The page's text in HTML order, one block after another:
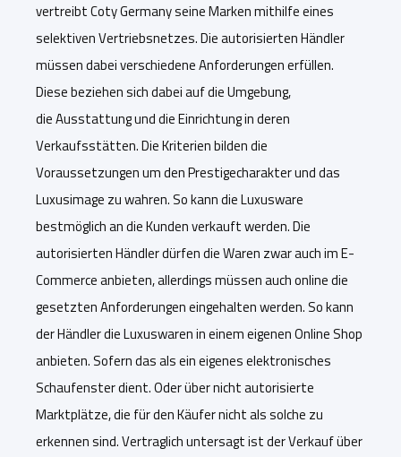
vertreibtCotyGermanyseine Marken mithilfe eines
selektiven Vertriebsnetzes. Die autorisierten Händler
müssen dabei verschiedene Anforderungen erfüllen.
Diese beziehen sich dabei auf die Umgebung,
dieAusstattungund dieEinrichtungin deren
Verkaufsstätten. Die Kriterien bilden die
Voraussetzungen um den Prestigecharakter und das
Luxusimage zu wahren. So kann die Luxusware
bestmöglich an die Kunden verkauft werden. Die
autorisierten Händler dürfen die Waren zwarauch im E-
Commerce anbieten, allerdings müssen auch online die
gesetzten Anforderungen eingehalten werden. So kann
der Händler die Luxuswarenin einem eigenen Online Shop
anbieten. Sofern dasalsein eigenes elektronisches
Schaufenster dient. Oderübernicht autorisierte
Marktplätze, die für den Käufer nicht als solche zu
erkennen sind. Vertraglich untersagt ist der Verkauf über